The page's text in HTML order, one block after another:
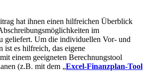
hat ihnen einen hilfreichen Überblick
im
geliefert. Um die individuellen Vor- und
ist es hilfreich, das eigene
einem geeigneten Berechnungstool
(z.B. mit dem „Excel-Finanzplan-Tool